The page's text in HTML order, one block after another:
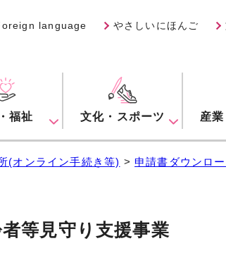
language やさしいにほんご
福祉 文化・スポーツ 産
(オンライン手続き等) > 申請書ダウンロ
等見守り支援事業